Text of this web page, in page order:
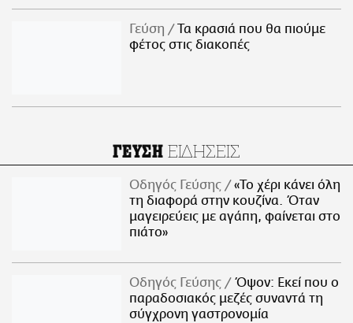
Γεύση
Τα κρασιά που θα πιούμε
φέτος στις διακοπές
ΓΕΥΣΗ ΕΙΔΗΣΕΙΣ
Οδηγός Γεύσης
«Το χέρι κάνει όλη
τη διαφορά στην κουζίνα. Όταν
μαγειρεύεις με αγάπη, φαίνεται στο
πιάτο»
Οδηγός Γεύσης
Όψον: Εκεί που ο
παραδοσιακός μεζές συναντά τη
σύγχρονη γαστρονομία